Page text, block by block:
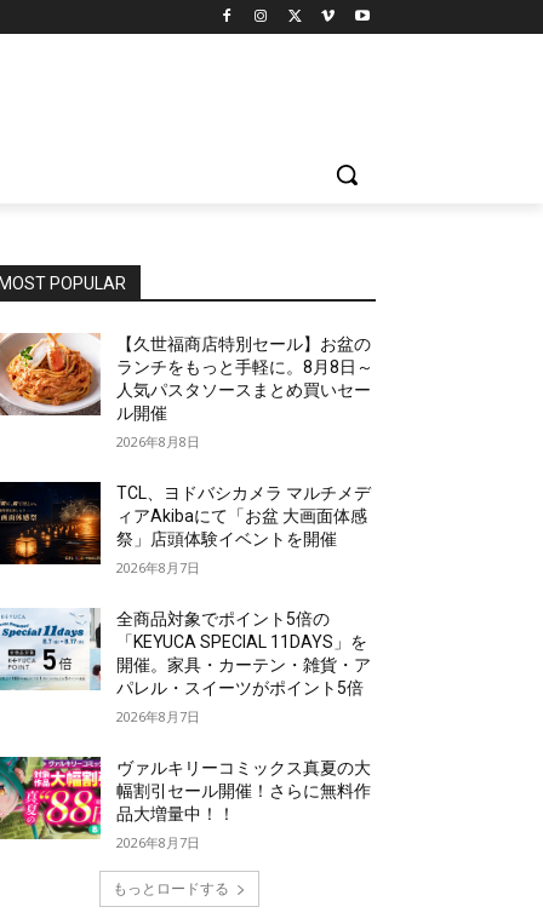
POPULAR
【久世福商店特別セール】お盆の
ランチをもっと手軽に。8月8日～
人気パスタソースまとめ買いセー
ル開催
2026年8月8日
TCL、ヨドバシカメラ マルチメデ
ィアAkibaにて「お盆 大画面体感
祭」店頭体験イベントを開催
2026年8月7日
全商品対象でポイント5倍の
「KEYUCA SPECIAL 11DAYS」を
開催。家具・カーテン・雑貨・ア
パレル・スイーツがポイント5倍
2026年8月7日
ヴァルキリーコミックス真夏の大
幅割引セール開催！さらに無料作
品大増量中！！
2026年8月7日
もっとロードする